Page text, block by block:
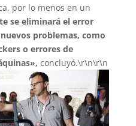
por lo menos en un
se eliminará el error
problemas, como
o errores de
concluyó.\r\n\r\n